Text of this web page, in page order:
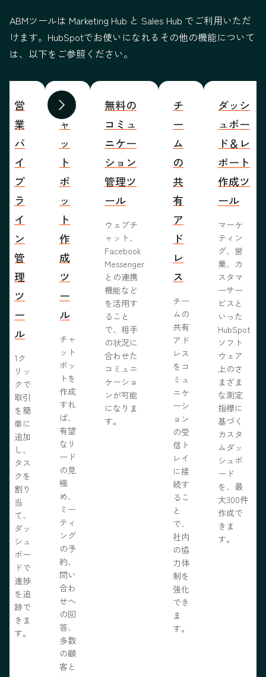
ABMツールは Marketing Hub と Sales Hub でご利用いただ
けます。HubSpotでお使いになれるその他の機能について
は、以下をご参照ください。
前へ 次へ
営
業
パ
イ
プ
ラ
イ
ン
管
理
ツ
ー
ル
1ク
リッ
クで
取引
を簡
単に
追加
し、
タス
クを
割り
当
て、
ダッ
シュ
ボー
ドで
進捗
を追
跡で
きま
す。
チ
ャ
ッ
ト
ボ
ッ
ト
作
成
ツ
ー
ル
チャ
ット
ボッ
トを
作成
すれ
ば、
有望
なリ
ード
の見
極
め、
ミー
ティ
ング
の予
約、
問い
合わ
せへ
の回
答、
多数
の顧
客と
無料の
コミュ
ニケー
ション
管理ツ
ール
ウェブチ
ャット、
Facebook
Messenger
との連携
機能など
を活用す
ること
で、相手
の状況に
合わせた
コミュニ
ケーショ
ンが可能
になりま
す。
チ
ー
ム
の
共
有
ア
ド
レ
ス
チー
ムの
共有
アド
レス
をコ
ミュ
ニケ
ーシ
ョン
の受
信ト
レイ
に接
続す
るこ
と
で、
社内
の協
力体
制を
強化
でき
ま
す。
ダッシ
ュボー
ド＆レ
ポート
作成ツ
ール
マーケ
ティン
グ、営
業、カ
スタマ
ーサー
ビスと
いった
HubSpot
ソフト
ウェア
上のさ
まざま
な測定
指標に
基づく
カスタ
ムダッ
シュボ
ード
を、最
大300件
作成で
きま
す。